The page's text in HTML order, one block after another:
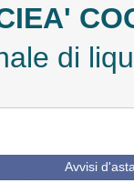
di
Avvisi